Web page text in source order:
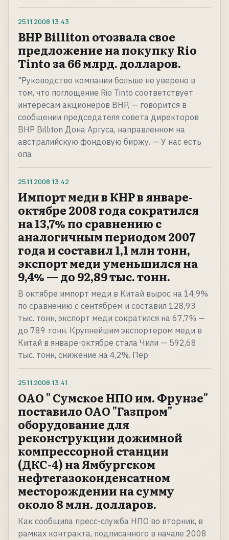
25.11.2008 13:43
BHP Billiton отозвала свое
предложение на покупку Rio
Tinto за 66 млрд. долларов.
"Руководство компании больше не уверено в
том, что поглощение Rio Tinto соответствует
интересам акционеров BHP, — говорится в
сообщении председателя совета директоров
BHP Billiton Дона Аргуса, направленном на
австралийскую фондовую биржу. — У нас есть
опа
25.11.2008 13:42
Импорт меди в КНР в январе-
октябре 2008 года сократился
на 13,7% по сравнению с
аналогичным периодом 2007
года и составил 1,1 млн тонн,
экспорт меди уменьшился на
9,4% — до 92,89 тыс. тонн.
В октябре импорт меди в Китай вырос на 14,9%
по сравнению с сентябрем и составил 128,93
тыс. тонн, экспорт меди сократился на 67,7% —
до 789 тонн. Крупнейшим экспортером меди в
Китай в январе-октябре стала Чили — 592,68
тыс. тонн, снижение на 4,2%. Пер
25.11.2008 13:41
ОАО " Сумское НПО им. Фрунзе"
поставило ОАО "Газпром"
оборудование для
реконструкции дожимной
компрессорной станции
(ДКС-4) на Ямбургском
нефтегазоконденсатном
месторождении на сумму
около 8 млн. долларов.
Как сообщила пресс-служба НПО во вторник, в
рамках контракта, подписанного в начале 2008